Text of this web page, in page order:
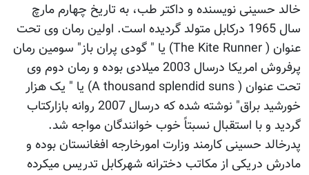
خالد حسینی نویسنده و داکتر طب، به تاریخ چهارم مارچ
سال 1965 درکابل متولد گردیده است. اولین رمان وی تحت
عنوان ( The Kite Runner) یا " گودی پران باز" سومین رمان
پرفروش امریکا درسال 2003 میلادی بوده و رمان دوم وی
تحت عنوان ( A thousand splendid suns) یا " یک هزار
خورشید براق" نوشته شده که درسال 2007 روانه بازارکتاب
گردید و با استقبال نسبتاً خوب خوانندگان مواجه شد.
پدرخالد حسینی کارمند وزارت امورخارجه افغانستان بوده و
مادرش دریکی از مکاتب دخترانه شهرکابل تدریس میکرده